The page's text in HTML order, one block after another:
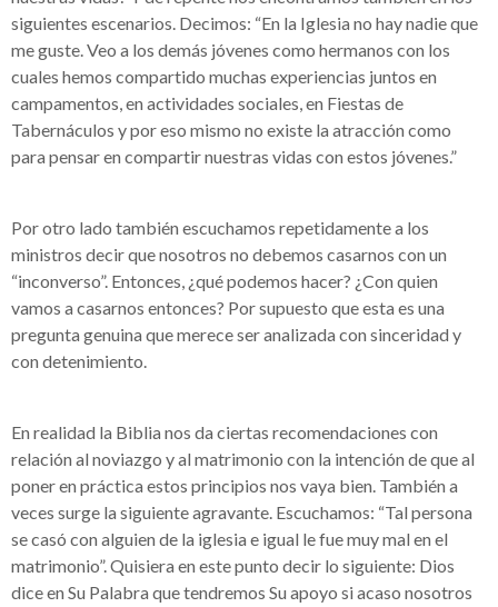
siguientes escenarios. Decimos: “En la Iglesia no hay nadie que
me guste. Veo a los demás jóvenes como hermanos con los
cuales hemos compartido muchas experiencias juntos en
campamentos, en actividades sociales, en Fiestas de
Tabernáculos y por eso mismo no existe la atracción como
para pensar en compartir nuestras vidas con estos jóvenes.”
Por otro lado también escuchamos repetidamente a los
ministros decir que nosotros no debemos casarnos con un
“inconverso”. Entonces, ¿qué podemos hacer? ¿Con quien
vamos a casarnos entonces? Por supuesto que esta es una
pregunta genuina que merece ser analizada con sinceridad y
con detenimiento.
En realidad la Biblia nos da ciertas recomendaciones con
relación al noviazgo y al matrimonio con la intención de que al
poner en práctica estos principios nos vaya bien. También a
veces surge la siguiente agravante. Escuchamos: “Tal persona
se casó con alguien de la iglesia e igual le fue muy mal en el
matrimonio”. Quisiera en este punto decir lo siguiente: Dios
dice en Su Palabra que tendremos Su apoyo si acaso nosotros